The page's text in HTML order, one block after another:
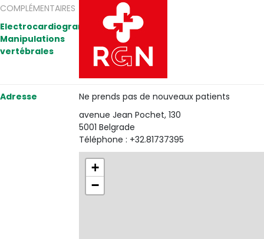
COMPLÉMENTAIRES
Electrocardiogramme,
Manipulations
vertébrales
Adresse
Ne prends pas de nouveaux patients
avenue Jean Pochet, 130
5001 Belgrade
Téléphone : +32.81737395
+
−